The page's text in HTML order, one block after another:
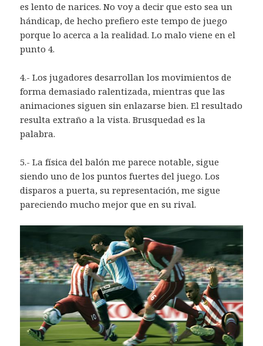
es lento de narices. No voy a decir que esto sea un
hándicap, de hecho prefiero este tempo de juego
porque lo acerca a la realidad. Lo malo viene en el
punto 4.
4.- Los jugadores desarrollan los movimientos de
forma demasiado ralentizada, mientras que las
animaciones siguen sin enlazarse bien. El resultado
resulta extraño a la vista. Brusquedad es la
palabra.
5.- La física del balón me parece notable, sigue
siendo uno de los puntos fuertes del juego. Los
disparos a puerta, su representación, me sigue
pareciendo mucho mejor que en su rival.